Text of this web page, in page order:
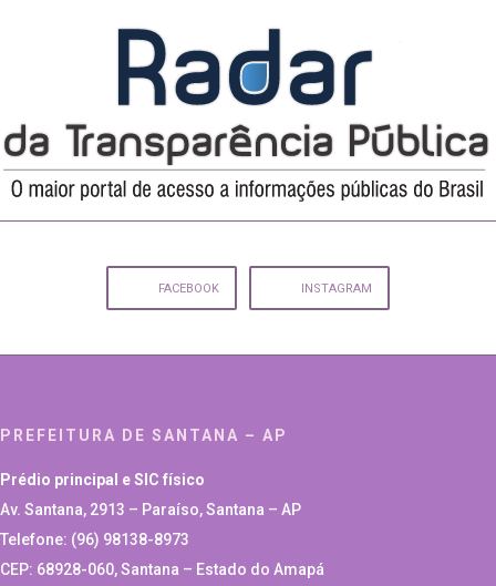
FACEBOOK INSTAGRAM
PREFEITURA DE SANTANA – AP
Prédio principal e SIC físico
Av. Santana, 2913 – Paraíso, Santana – AP
Telefone: (96) 98138-8973
CEP: 68928-060, Santana – Estado do Amapá